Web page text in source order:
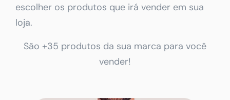
escolher os produtos que irá vender em sua
loja.
São +35 produtos da sua marca para você
vender!